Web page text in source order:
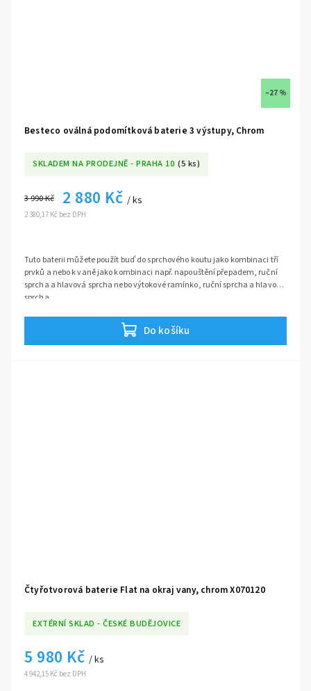
–27 %
Besteco oválná podomítková baterie 3 výstupy, Chrom
SKLADEM NA PRODEJNĚ - PRAHA 10 (5 ks)
2 380,17 Kč bez DPH
3 990 Kč 2 880 Kč / ks
Do košíku
Tuto baterii můžete použít buď do sprchového koutu jako kombinaci tří
prvků a nebo k vaně jako kombinaci např. napouštění přepadem, ruční
sprcha a hlavová sprcha nebo výtokové ramínko, ruční sprcha a hlavová
sprcha
Série:Ecco
Čtyřotvorová baterie Flat na okraj vany, chrom X070120
EXTÉRNÍ SKLAD - ČESKÉ BUDĚJOVICE
4 942,15 Kč bez DPH
5 980 Kč / ks